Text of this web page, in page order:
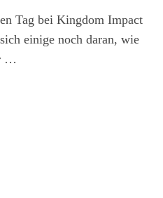
Tag bei Kingdom Impact
einige noch daran, wie
…